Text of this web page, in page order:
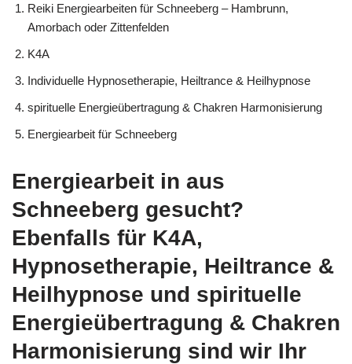
Reiki Energiearbeiten für Schneeberg – Hambrunn,
Amorbach oder Zittenfelden
K4A
Individuelle Hypnosetherapie, Heiltrance & Heilhypnose
spirituelle Energieübertragung & Chakren Harmonisierung
Energiearbeit für Schneeberg
Energiearbeit in aus
Schneeberg gesucht?
Ebenfalls für K4A,
Hypnosetherapie, Heiltrance &
Heilhypnose und spirituelle
Energieübertragung & Chakren
Harmonisierung sind wir Ihr